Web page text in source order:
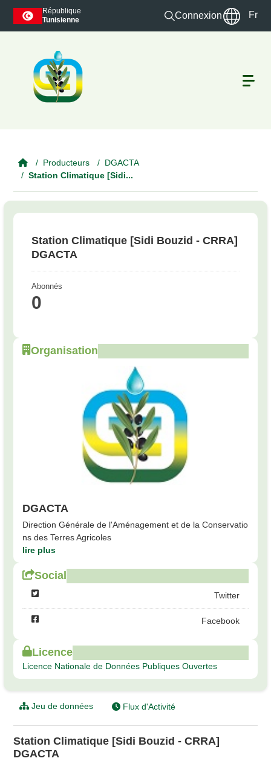
Skip to main content
République
Tunisienne
Connexion Fr
Producteurs
DGACTA
Station Climatique [Sidi...
Station Climatique [Sidi Bouzid - CRRA]
DGACTA
Abonnés
0
Organisation
DGACTA
Direction Générale de l'Aménagement et de la Conservatio
ns des Terres Agricoles
lire plus
Social
Twitter
Facebook
Licence
Licence Nationale de Données Publiques Ouvertes
Jeu de données Flux d'Activité
Station Climatique [Sidi Bouzid - CRRA]
DGACTA